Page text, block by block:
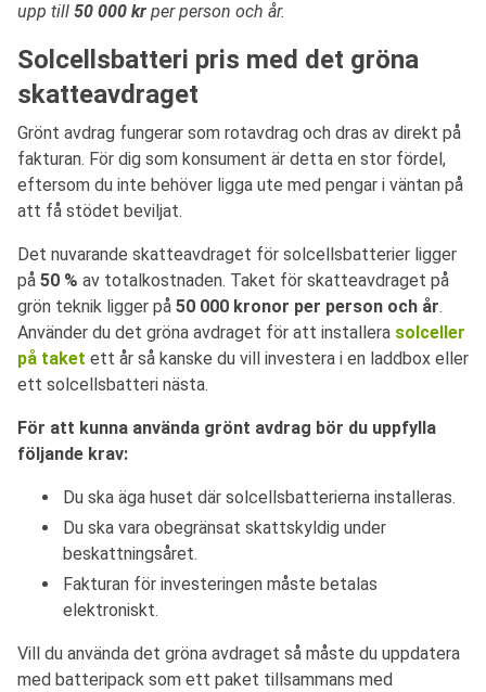
upp till 50 000 kr per person och år.
Solcellsbatteri pris med det gröna
skatteavdraget
Grönt avdrag fungerar som rotavdrag och dras av direkt på
fakturan. För dig som konsument är detta en stor fördel,
eftersom du inte behöver ligga ute med pengar i väntan på
att få stödet beviljat.
Det nuvarande skatteavdraget för solcellsbatterier ligger
på 50 % av totalkostnaden. Taket för skatteavdraget på
grön teknik ligger på 50 000 kronor per person och år.
Använder du det gröna avdraget för att installera solceller
på taket ett år så kanske du vill investera i en laddbox eller
ett solcellsbatteri nästa.
För att kunna använda grönt avdrag bör du uppfylla
följande krav:
Du ska äga huset där solcellsbatterierna installeras.
Du ska vara obegränsat skattskyldig under
beskattningsåret.
Fakturan för investeringen måste betalas
elektroniskt.
Vill du använda det gröna avdraget så måste du uppdatera
med batteripack som ett paket tillsammans med